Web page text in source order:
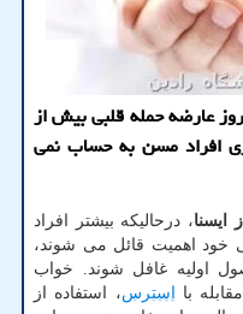
عارضه حمله قلبی بیش از
افراد مسن به حساب نمی
ایسنا، درحالیکه بیشتر افراد
خود اهمیت قائل می شوند،
اولیه غافل شوند. خواب
با
استرس، استفاده از